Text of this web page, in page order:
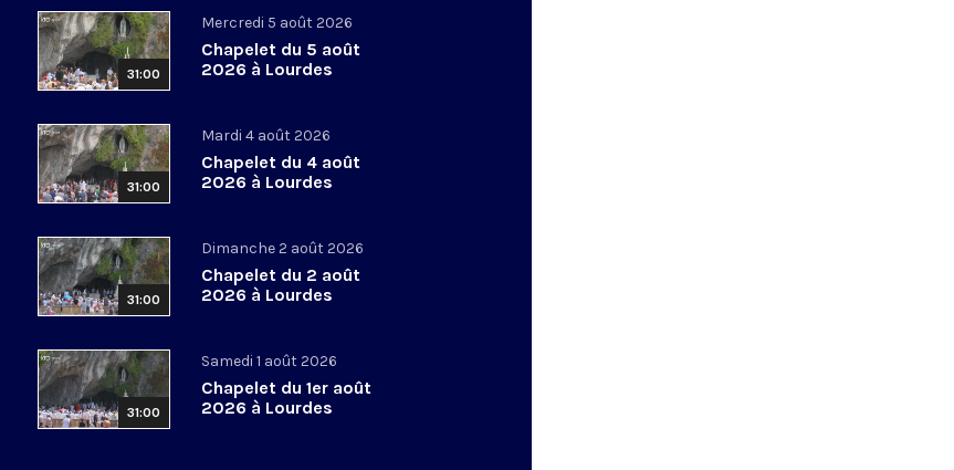
31:00
Mercredi 5 août 2026
Chapelet du 5 août
2026 à Lourdes
31:00
Mardi 4 août 2026
Chapelet du 4 août
2026 à Lourdes
31:00
Dimanche 2 août 2026
Chapelet du 2 août
2026 à Lourdes
31:00
Samedi 1 août 2026
Chapelet du 1er août
2026 à Lourdes